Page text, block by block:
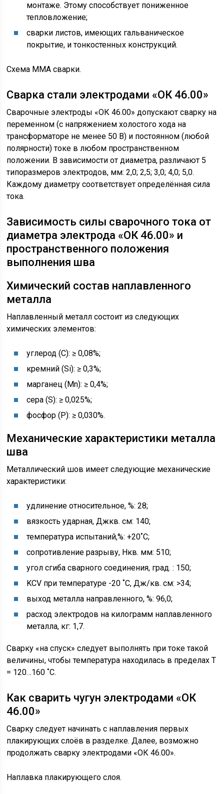
монтаже. Этому способствует пониженное
тепловложение;
сварки листов, имеющих гальваническое
покрытие, и тонкостенных конструкций.
Схема ММА сварки.
Сварка стали электродами «ОК 46.00»
Сварочные электроды «ОК 46.00» допускают сварку на
переменном (с напряжением холостого хода на
трансформаторе не менее 50 В) и постоянном (любой
полярности) токе в любом пространственном
положении. В зависимости от диаметра, различают 5
типоразмеров электродов, мм: 2,0; 2,5; 3,0; 4,0; 5,0.
Каждому диаметру соответствует определённая сила
тока.
Зависимость силы сварочного тока от
диаметра электрода «ОК 46.00» и
пространственного положения
выполнения шва
Химический состав наплавленного
металла
Наплавленный металл состоит из следующих
химических элементов:
углерод (С): ≥ 0,08%;
кремний (Si): ≥ 0,3%;
марганец (Mn): ≥ 0,4%;
сера (S): ≥ 0,025%;
фосфор (Р): ≥ 0,030%.
Механические характеристики металла
шва
Металлический шов имеет следующие механические
характеристики:
удлинение относительное, %: 28;
вязкость ударная, Джкв. см: 140;
температура испытаний,%: +20˚С;
сопротивление разрыву, Нкв. мм: 510;
угол сгиба сварного соединения, град. : 150;
KCV при температуре -20 ˚С, Дж/кв. см: >34;
выход металла направленного, %: 96,0;
расход электродов на килограмм наплавленного
металла, кг: 1,7.
Сварку «на спуск» следует выполнять при токе такой
величины, чтобы температура находилась в пределах Т
= 120…160 ˚С.
Как сварить чугун электродами «ОК
46.00»
Сварку следует начинать с наплавления первых
плакирующих слоёв в разделке. Далее, возможно
продолжать сварку электродами «ОК 46.00».
Наплавка плакирующего слоя.